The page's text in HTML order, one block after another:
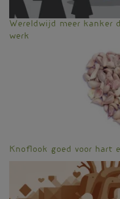
Wereldwijd meer kanker
werk
Knoflook goed voor hart